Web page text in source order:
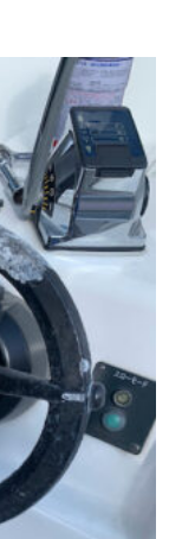
会社概要
Company
リンク集
Link